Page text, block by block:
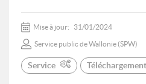
Mise à jour: 31/01/2024
Service public de Wallonie (SPW)
Service Téléchargement